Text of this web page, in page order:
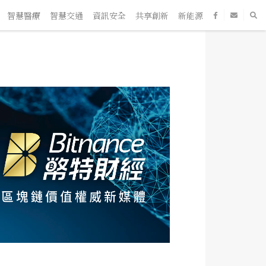
智慧醫療 智慧交通 資訊安全 共享創新 新能源 新零售